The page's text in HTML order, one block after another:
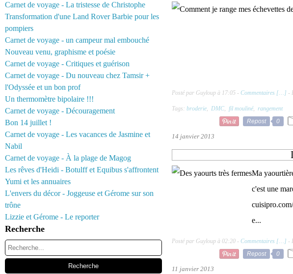
Carnet de voyage - La tristesse de Christophe
Transformation d'une Land Rover Barbie pour les
pompiers
Carnet de voyage - un campeur mal embouché
Nouveau venu, graphisme et poésie
Carnet de voyage - Critiques et guérison
Carnet de voyage - Du nouveau chez Tamsir +
l'Odyssée et un bon prof
Un thermomètre bipolaire !!!
Carnet de voyage - Découragement
Bon 14 juillet !
Carnet de voyage - Les vacances de Jasmine et
Nabil
Carnet de voyage - À la plage de Magog
Les rêves d'Heidi - Botulff et Equibus s'affrontent
Yumi et les annuaires
L'envers du décor - Joggeuse et Gérome sur son
trône
Lizzie et Gérome - Le reporter
Recherche
Posté par Guyloup à 17:05 - Commentaires [… ] -
Tags: broderie, DMC, fil mouliné, rangement
Repost
0
14 janvier 2013
Ma
c'est une
e...
Posté par Guyloup à 02:20 - Commentaires [… ] -
Repost
0
11 janvier 2013